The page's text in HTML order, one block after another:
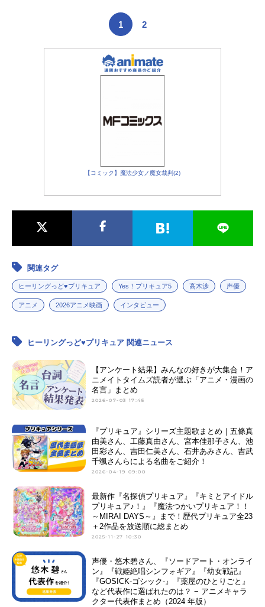
1 2
【コミック】魔法少女ノ魔女裁判(2)
関連タグ
ヒーリングっど♥プリキュア Yes！プリキュア5 高木渉 声優
アニメ 2026アニメ映画 インタビュー
ヒーリングっど♥プリキュア 関連ニュース
【アンケート結果】みんなの好きが大集合！ア
ニメイトタイムズ読者が選ぶ「アニメ・漫画の
名言」まとめ
2026-07-03 17:45
『プリキュア』シリーズ主題歌まとめ｜五條真
由美さん、工藤真由さん、宮本佳那子さん、池
田彩さん、吉田仁美さん、石井あみさん、吉武
千颯さんらによる名曲をご紹介！
2026-04-19 09:00
最新作『名探偵プリキュア』『キミとアイドル
プリキュア♪！』『魔法つかいプリキュア！！
～MIRAI DAYS～』まで！歴代プリキュア全23
＋2作品を放送順に総まとめ
2025-11-27 10:30
声優・悠木碧さん、『ソードアート・オンライ
ン』『戦姫絶唱シンフォギア』『幼女戦記』
『GOSICK-ゴシック-』『薬屋のひとりごと』
など代表作に選ばれたのは？ − アニメキャラ
クター代表作まとめ（2024 年版）